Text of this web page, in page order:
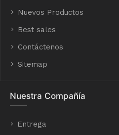
Nuevos Productos
Best sales
Contáctenos
Sitemap
Nuestra Compañía
Entrega